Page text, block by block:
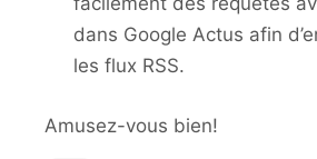
dans Google Actus afin
les flux RSS.
Amusez-vous bien!